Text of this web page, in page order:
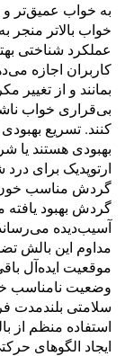
به خواب عمیق‌تر و
خواب بالاتر منجر
عملکرد شناختی
کاربران اجازه
بمانند و از تغییر
بی‌قراری خواب
کنند. تسریع
بهبودی هستند یا
ارتوپدیک برای
گردش مناسب خون
گردش بهبود
آسیب‌دیده
مداوم این بالش
موقعیت ایده‌آل
وضعیت نامناسب
سلامتی بلندمدت
استفاده منظم از
ایجاد الگوهای